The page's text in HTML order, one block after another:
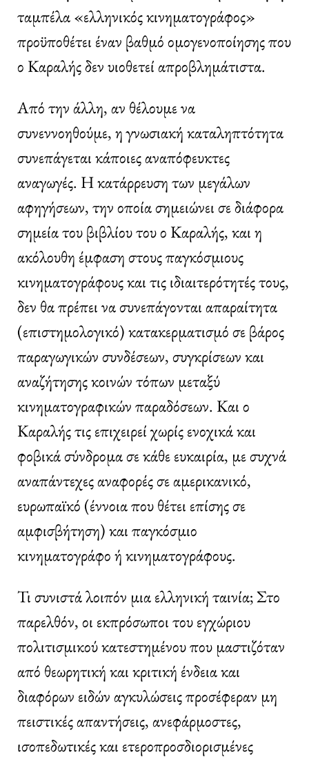
ταμπέλα «ελληνικός κινηματογράφος»
προϋποθέτει έναν βαθμό ομογενοποίησης που
ο Καραλής δεν υιοθετεί απροβλημάτιστα.
Από την άλλη, αν θέλουμε να
συνεννοηθούμε, η γνωσιακή καταληπτότητα
συνεπάγεται κάποιες αναπόφευκτες
αναγωγές. Η κατάρρευση των μεγάλων
αφηγήσεων, την οποία σημειώνει σε διάφορα
σημεία του βιβλίου του ο Καραλής, και η
ακόλουθη έμφαση στους παγκόσμιους
κινηματογράφους και τις ιδιαιτερότητές τους,
δεν θα πρέπει να συνεπάγονται απαραίτητα
(επιστημολογικό) κατακερματισμό σε βάρος
παραγωγικών συνδέσεων, συγκρίσεων και
αναζήτησης κοινών τόπων μεταξύ
κινηματογραφικών παραδόσεων. Και ο
Καραλής τις επιχειρεί χωρίς ενοχικά και
φοβικά σύνδρομα σε κάθε ευκαιρία, με συχνά
αναπάντεχες αναφορές σε αμερικανικό,
ευρωπαϊκό (έννοια που θέτει επίσης σε
αμφισβήτηση) και παγκόσμιο
κινηματογράφο ή κινηματογράφους.
Τι συνιστά λοιπόν μια ελληνική ταινία; Στο
παρελθόν, οι εκπρόσωποι του εγχώριου
πολιτισμικού κατεστημένου που μαστιζόταν
από θεωρητική και κριτική ένδεια και
διαφόρων ειδών αγκυλώσεις προσέφεραν μη
πειστικές απαντήσεις, ανεφάρμοστες,
ισοπεδωτικές και ετεροπροσδιορισμένες